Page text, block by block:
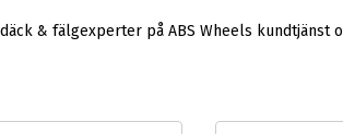
& fälgexperter på ABS Wheels kundtjänst